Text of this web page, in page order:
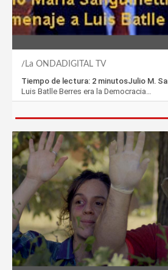
La ONDADIGITAL TV
Tiempo de lectura: 2 minutosJulio M.
Luis Batlle Berres era la Democracia…